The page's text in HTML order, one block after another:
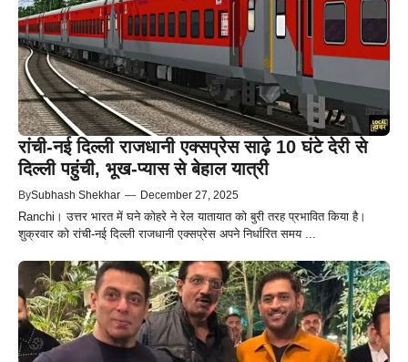
रांची-नई दिल्ली राजधानी एक्सप्रेस साढ़े 10 घंटे देरी से
दिल्ली पहुंची, भूख-प्यास से बेहाल यात्री
BySubhash Shekhar — December 27, 2025
Ranchi। उत्तर भारत में घने कोहरे ने रेल यातायात को बुरी तरह प्रभावित किया है।
शुक्रवार को रांची-नई दिल्ली राजधानी एक्सप्रेस अपने निर्धारित समय ...